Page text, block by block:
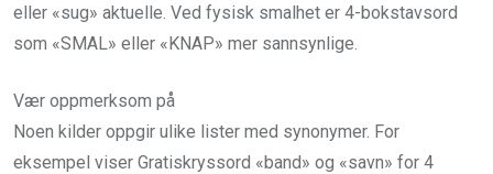
eller «sug» aktuelle. Ved fysisk smalhet er 4-bokstavsord
som «SMAL» eller «KNAP» mer sannsynlige.
Vær oppmerksom på
Noen kilder oppgir ulike lister med synonymer. For
eksempel viser Gratiskryssord «band» og «savn» for 4